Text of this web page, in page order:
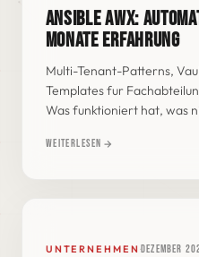
hosts: all_switches
ANSIBLE PLAYBOOK
ANSIBLE AWX:
MONATE ERFAHRUNG
Multi-Tenant-Patterns,
Templates fur
Was funktioniert hat, was
Weiterlesen
UNTERNEHMEN·Dezember